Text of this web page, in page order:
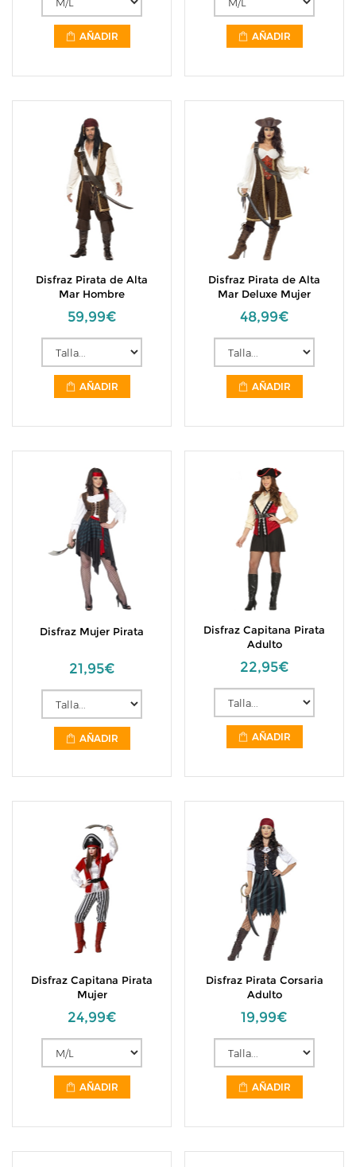
AÑADIR AÑADIR
Disfraz Pirata de Alta
Mar Hombre
59,99€
AÑADIR
Disfraz Pirata de Alta
Mar Deluxe Mujer
48,99€
AÑADIR
Disfraz Mujer Pirata
21,95€
AÑADIR
Disfraz Capitana Pirata
Adulto
22,95€
AÑADIR
Disfraz Capitana Pirata
Mujer
24,99€
AÑADIR
Disfraz Pirata Corsaria
Adulto
19,99€
AÑADIR